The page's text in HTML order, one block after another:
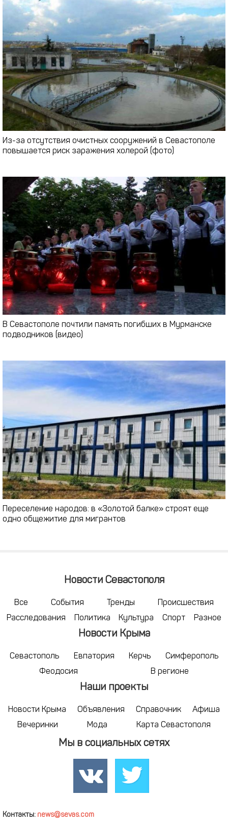
Из-за отсутствия очистных сооружений в Севастополе
повышается риск заражения холерой (фото)
В Севастополе почтили память погибших в Мурманске
подводников (видео)
Переселение народов: в «Золотой балке» строят еще
одно общежитие для мигрантов
Новости Севастополя
Все События Тренды
Происшествия
Расследования
Политика Культура Спорт Разное
Новости Крыма
Севастополь Евпатория Керчь
Симферополь
Феодосия
В регионе
Наши проекты
Новости Крыма Объявления Справочник
Афиша
Вечеринки
Мода Карта Севастополя
Мы в социальных сетях
Контакты: news@sevas.com